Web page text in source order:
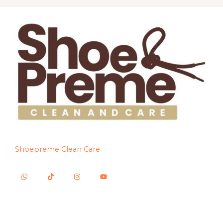
Shoepreme Clean Care